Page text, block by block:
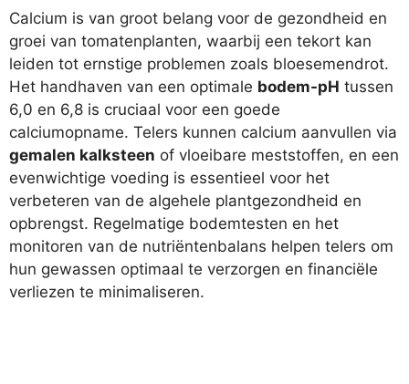
Calcium is van groot belang voor de gezondheid en
groei van tomatenplanten, waarbij een tekort kan
leiden tot ernstige problemen zoals bloesemendrot.
Het handhaven van een optimale bodem-pH tussen
6,0 en 6,8 is cruciaal voor een goede
calciumopname. Telers kunnen calcium aanvullen via
gemalen kalksteen of vloeibare meststoffen, en een
evenwichtige voeding is essentieel voor het
verbeteren van de algehele plantgezondheid en
opbrengst. Regelmatige bodemtesten en het
monitoren van de nutriëntenbalans helpen telers om
hun gewassen optimaal te verzorgen en financiële
verliezen te minimaliseren.